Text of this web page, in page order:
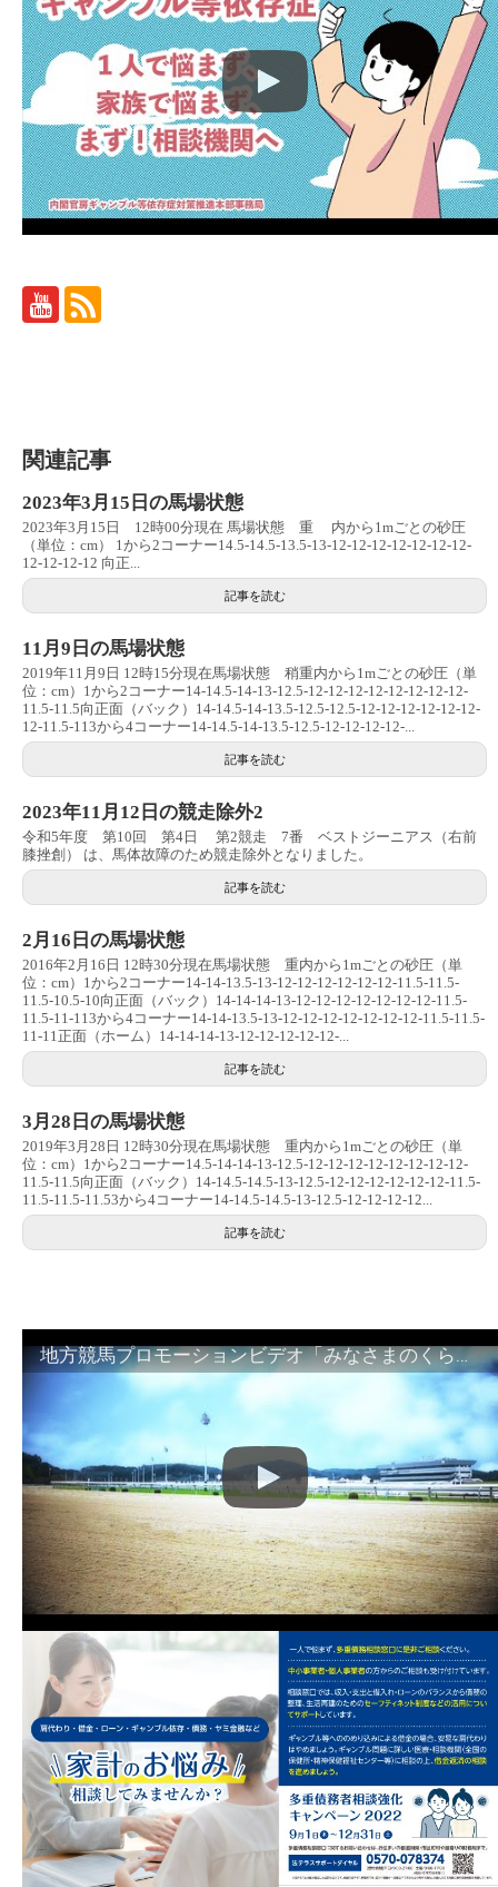
関連記事
2023年3月15日の馬場状態
2023年3月15日 12時00分現在 馬場状態 重 内から1mごとの砂圧
（単位：cm） 1から2コーナー14.5-14.5-13.5-13-12-12-12-12-12-12-12-
12-12-12-12 向正...
記事を読む
11月9日の馬場状態
2019年11月9日 12時15分現在馬場状態 稍重内から1mごとの砂圧（単
位：cm）1から2コーナー14-14.5-14-13-12.5-12-12-12-12-12-12-12-12-
11.5-11.5向正面（バック）14-14.5-14-13.5-12.5-12.5-12-12-12-12-12-12-
12-11.5-113から4コーナー14-14.5-14-13.5-12.5-12-12-12-12-...
記事を読む
2023年11月12日の競走除外2
令和5年度 第10回 第4日 第2競走 7番 ベストジーニアス（右前
膝挫創） は、馬体故障のため競走除外となりました。
記事を読む
2月16日の馬場状態
2016年2月16日 12時30分現在馬場状態 重内から1mごとの砂圧（単
位：cm）1から2コーナー14-14-13.5-13-12-12-12-12-12-12-11.5-11.5-
11.5-10.5-10向正面（バック）14-14-14-13-12-12-12-12-12-12-12-11.5-
11.5-11-113から4コーナー14-14-13.5-13-12-12-12-12-12-12-12-11.5-11.5-
11-11正面（ホーム）14-14-14-13-12-12-12-12-12-...
記事を読む
3月28日の馬場状態
2019年3月28日 12時30分現在馬場状態 重内から1mごとの砂圧（単
位：cm）1から2コーナー14.5-14-14-13-12.5-12-12-12-12-12-12-12-12-
11.5-11.5向正面（バック）14-14.5-14.5-13-12.5-12-12-12-12-12-12-11.5-
11.5-11.5-11.53から4コーナー14-14.5-14.5-13-12.5-12-12-12-12...
記事を読む
地方競馬プロモーションビデオ「みなさまのくらしのために」30秒篇｜NAR公式